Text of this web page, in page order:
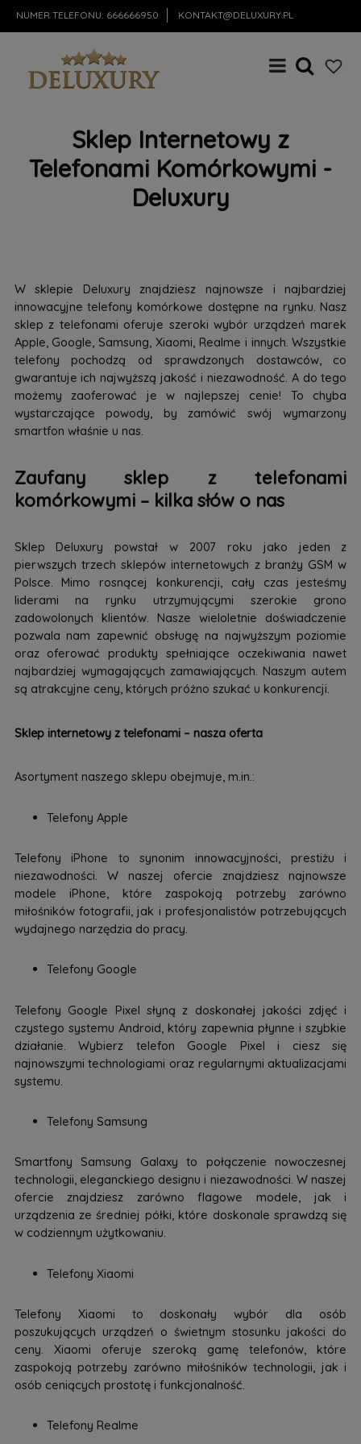
NUMER TELEFONU: 666666950 KONTAKT@DELUXURY.PL
Sklep Internetowy z
Telefonami Komórkowymi -
Deluxury
W sklepie Deluxury znajdziesz najnowsze i najbardziej
innowacyjne telefony komórkowe dostępne na rynku. Nasz
sklep z telefonami oferuje szeroki wybór urządzeń marek
Apple, Google, Samsung, Xiaomi, Realme i innych. Wszystkie
telefony pochodzą od sprawdzonych dostawców, co
gwarantuje ich najwyższą jakość i niezawodność. A do tego
możemy zaoferować je w najlepszej cenie! To chyba
wystarczające powody, by zamówić swój wymarzony
smartfon właśnie u nas.
Zaufany sklep z telefonami
komórkowymi – kilka słów o nas
Sklep Deluxury powstał w 2007 roku jako jeden z
pierwszych trzech sklepów internetowych z branży GSM w
Polsce. Mimo rosnącej konkurencji, cały czas jesteśmy
liderami na rynku utrzymującymi szerokie grono
zadowolonych klientów. Nasze wieloletnie doświadczenie
pozwala nam zapewnić obsługę na najwyższym poziomie
oraz oferować produkty spełniające oczekiwania nawet
najbardziej wymagających zamawiających. Naszym autem
są atrakcyjne ceny, których próżno szukać u konkurencji.
Sklep internetowy z telefonami – nasza oferta
Asortyment naszego sklepu obejmuje, m.in.:
Telefony Apple
Telefony iPhone to synonim innowacyjności, prestiżu i
niezawodności. W naszej ofercie znajdziesz najnowsze
modele iPhone, które zaspokoją potrzeby zarówno
miłośników fotografii, jak i profesjonalistów potrzebujących
wydajnego narzędzia do pracy.
Telefony Google
Telefony Google Pixel słyną z doskonałej jakości zdjęć i
czystego systemu Android, który zapewnia płynne i szybkie
działanie. Wybierz telefon Google Pixel i ciesz się
najnowszymi technologiami oraz regularnymi aktualizacjami
systemu.
Telefony Samsung
Smartfony Samsung Galaxy to połączenie nowoczesnej
technologii, eleganckiego designu i niezawodności. W naszej
ofercie znajdziesz zarówno flagowe modele, jak i
urządzenia ze średniej półki, które doskonale sprawdzą się
w codziennym użytkowaniu.
Telefony Xiaomi
Telefony Xiaomi to doskonały wybór dla osób
poszukujących urządzeń o świetnym stosunku jakości do
ceny. Xiaomi oferuje szeroką gamę telefonów, które
zaspokoją potrzeby zarówno miłośników technologii, jak i
osób ceniących prostotę i funkcjonalność.
Telefony Realme